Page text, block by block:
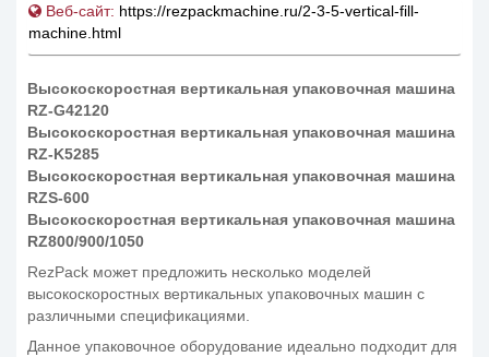
Веб-сайт: https://rezpackmachine.ru/2-3-5-vertical-fill-
machine.html
Высокоскоростная вертикальная упаковочная машина
RZ-G42120
Высокоскоростная вертикальная упаковочная машина
RZ-K5285
Высокоскоростная вертикальная упаковочная машина
RZS-600
Высокоскоростная вертикальная упаковочная машина
RZ800/900/1050
RezPack может предложить несколько моделей
высокоскоростных вертикальных упаковочных машин с
различными спецификациями.
Данное упаковочное оборудование идеально подходит для